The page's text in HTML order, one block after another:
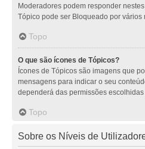
Moderadores podem responder
Tópico pode ser Bloqueado por vários
Topo
O que são ícones de Tópicos?
Ícones de Tópicos são imagens que
mensagens para indicar o seu
dependerá das permissões
Topo
Sobre os Níveis de